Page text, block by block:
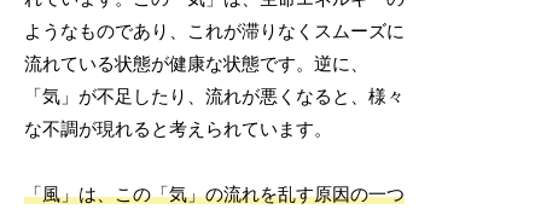
ようなものであり、これが滞りなくスムーズに
流れている状態が健康な状態です。逆に、
「気」が不足したり、流れが悪くなると、様々
な不調が現れると考えられています。
「風」は、この「気」の流れを乱す原因の一つ